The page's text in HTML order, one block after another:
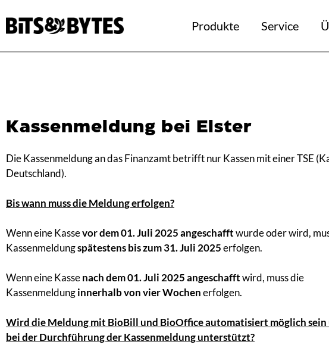
Produkte Service
Kassenmeldung bei Elster
Die Kassenmeldung an das Finanzamt betrifft nur Kassen mit einer TSE
Deutschland).
Bis wann muss die Meldung erfolgen?
Wenn eine Kassevor dem 01. Juli 2025 angeschafftwurde oder wird,
Kassenmeldungspätestens bis zum 31. Juli 2025erfolgen.
Wenn eine Kassenach dem 01. Juli 2025 angeschafftwird, muss die
Kassenmeldunginnerhalb von vier Wochenerfolgen.
Wird die Meldung mit BioBill und BioOffice automatisiert möglich sein
bei der Durchführung der Kassenmeldung unterstützt?